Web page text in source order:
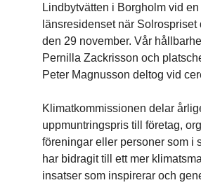
Lindbytvätten i Borgholm vid
länsresidenset när Solrospriset
den 29 november. Vår
Pernilla Zackrisson och
Peter Magnusson deltog vid
Klimatkommissionen delar
uppmuntringspris till företag,
föreningar eller personer som i
har bidragit till ett mer
insatser som inspirerar och